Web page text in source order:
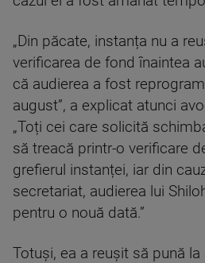
„Din păcate, instanța nu a
verificarea de fond înaintea
că audierea a fost
august”, a explicat atunci
„Toți cei care solicită
să treacă printr-o verificare
grefierul instanței, iar din
secretariat, audierea lui
pentru o nouă dată.”
Totuși, ea a reușit să pună